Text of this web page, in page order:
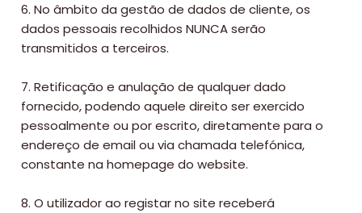
6. No âmbito da gestão de dados de cliente, os
dados pessoais recolhidos NUNCA serão
transmitidos a terceiros.
7. Retificação e anulação de qualquer dado
fornecido, podendo aquele direito ser exercido
pessoalmente ou por escrito, diretamente para o
endereço de email ou via chamada telefónica,
constante na homepage do website.
8. O utilizador ao registar no site receberá